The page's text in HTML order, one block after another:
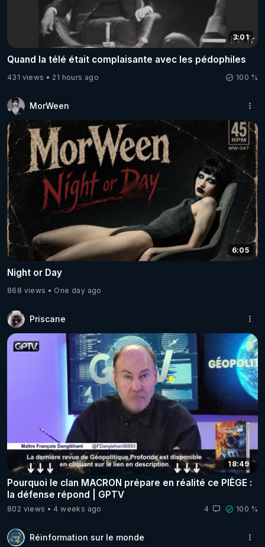
3:01
Quand la télé était complaisante avec les pédophiles
431 views 21 hours ago 100 %
MorWeen
6:05
Night or Day
868 views One day ago
Priscane
18:49
Pourquoi le clan MACRON prépare en réalité ce PIÈGE :
la défense répond | GPTV
802 views 4 weeks ago 4 100 %
Réinformation sur le monde